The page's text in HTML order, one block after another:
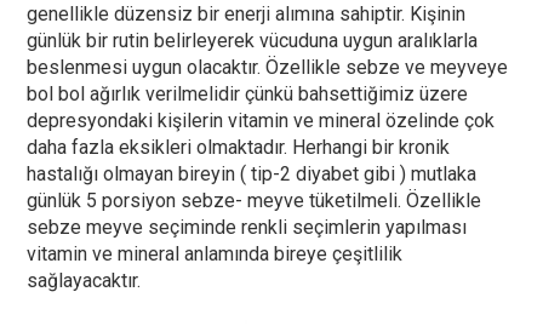
genellikle düzensiz bir enerji alımına sahiptir. Kişinin
günlük bir rutin belirleyerek vücuduna uygun aralıklarla
beslenmesi uygun olacaktır. Özellikle sebze ve meyveye
bol bol ağırlık verilmelidir çünkü bahsettiğimiz üzere
depresyondaki kişilerin vitamin ve mineral özelinde çok
daha fazla eksikleri olmaktadır. Herhangi bir kronik
hastalığı olmayan bireyin ( tip-2 diyabet gibi ) mutlaka
günlük 5 porsiyon sebze- meyve tüketilmeli. Özellikle
sebze meyve seçiminde renkli seçimlerin yapılması
vitamin ve mineral anlamında bireye çeşitlilik
sağlayacaktır.